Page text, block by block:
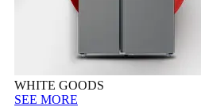
WHITE GOODS
SEE MORE